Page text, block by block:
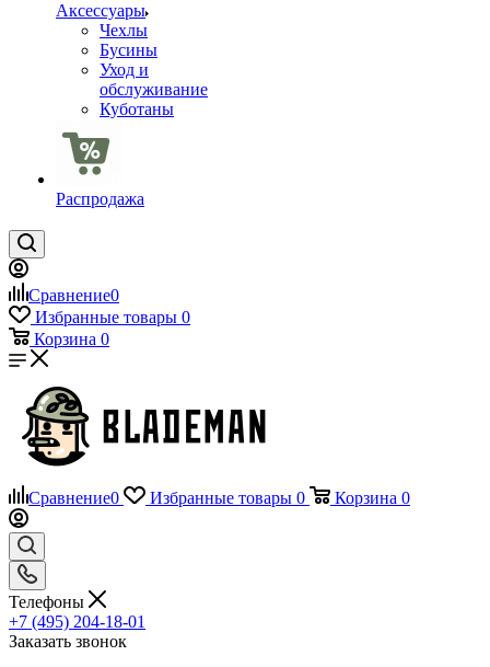
Аксессуары
Чехлы
Бусины
Уход и
обслуживание
Куботаны
Распродажа
Сравнение0
Избранные товары 0
Корзина 0
Сравнение0 Избранные товары 0 Корзина 0
Телефоны
+7 (495) 204-18-01
Заказать звонок